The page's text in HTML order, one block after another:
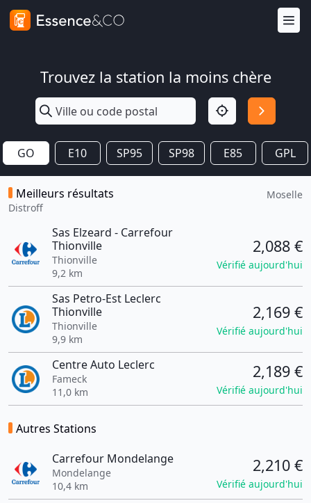
Trouvez la station la moins chère
GO E10 SP95 SP98 E85 GPL
Meilleurs résultats
Distroff
Moselle
Sas Elzeard - Carrefour
Thionville
Thionville
9,2 km
2,088 €
Vérifié aujourd'hui
Sas Petro-Est Leclerc
Thionville
Thionville
9,9 km
2,169 €
Vérifié aujourd'hui
Centre Auto Leclerc
Fameck
11,0 km
2,189 €
Vérifié aujourd'hui
Autres Stations
Carrefour Mondelange
Mondelange
10,4 km
2,210 €
Vérifié aujourd'hui